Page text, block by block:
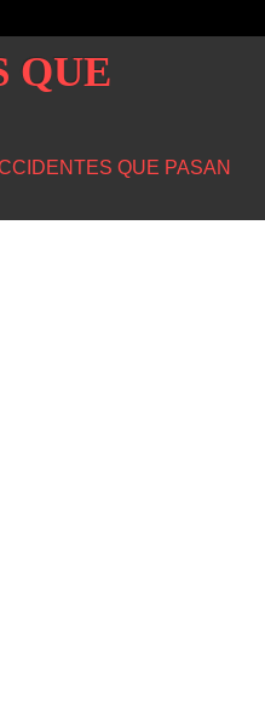
QUE
QUE PASAN